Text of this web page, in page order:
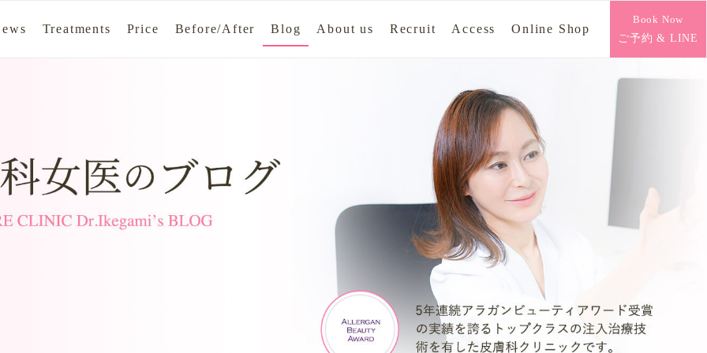
Treatments Price Before/After Blog About us Recruit Access Online Shop
Book Now
ご予約 & LINE